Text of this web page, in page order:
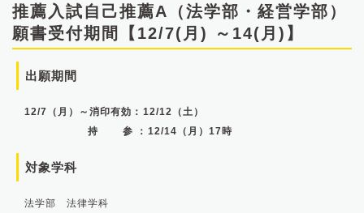
推薦入試自己推薦A（法学部・経営学部）
願書受付期間【12/7(月) ～14(月)】
出願期間
12/7（月）～消印有効：12/12（土）
持 参 ：12/14（月）17時
対象学科
法学部 法律学科